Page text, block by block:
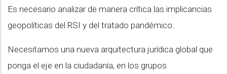
Es necesario analizar de manera crítica las implicancias
geopolíticas del RSI y del tratado pandémico.
Necesitamos una nueva arquitectura jurídica global que
ponga el eje en la ciudadanía, en los grupos